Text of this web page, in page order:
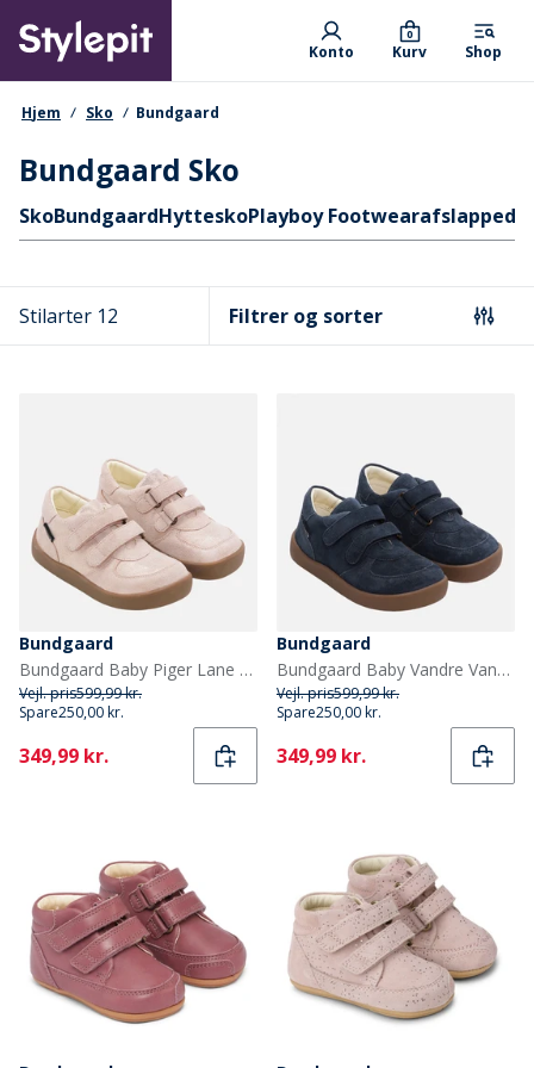
main
content
Primary departments
Konto Kurv
0
Shop
navigationssti
Hjem Sko Bundgaard
Bundgaard Sko
Hurtige links
SkoBundgaardHytteskoPlayboy Footwearafslappede
Stilarter 12 Filtrer og sorter
Bundgaard
Bundgaard Baby Piger Lane Vandtætte Sko Old Rose Glitter
Vejl. pris599,99 kr.
Spare250,00 kr.
Current
349,99 kr.
Bundgaard
Bundgaard Baby Vandre Vandtætte Sko Navy
Vejl. pris599,99 kr.
Spare250,00 kr.
Current
349,99 kr.